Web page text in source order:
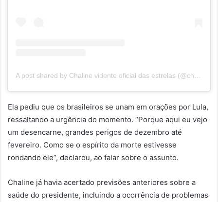
Ela pediu que os brasileiros se unam em orações por Lula,
ressaltando a urgência do momento. “Porque aqui eu vejo
um desencarne, grandes perigos de dezembro até
fevereiro. Como se o espírito da morte estivesse
rondando ele”, declarou, ao falar sobre o assunto.
Chaline já havia acertado previsões anteriores sobre a
saúde do presidente, incluindo a ocorrência de problemas